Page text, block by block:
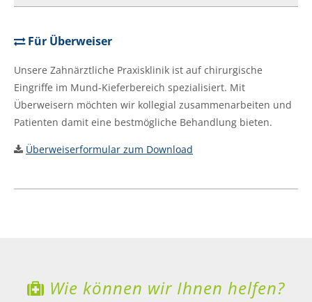
Für Überweiser
Unsere Zahnärztliche Praxisklinik ist auf chirurgische
Eingriffe im Mund-Kieferbereich spezialisiert. Mit
Überweisern möchten wir kollegial zusammenarbeiten und
Patienten damit eine bestmögliche Behandlung bieten.
Überweiserformular zum Download
Wie können wir Ihnen helfen?